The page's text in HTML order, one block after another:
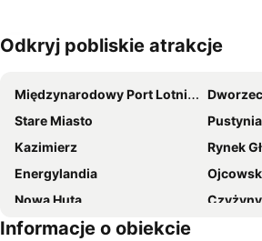
Powiększ mapę
Odkryj pobliskie atrakcje
Międzynarodowy Port Lotniczy im Jana Pawła II
Stare Miasto
Kazimierz
Rynek
Energylandia
Nowa Huta
Czyżyny
Zalew Sosina
Informacje o obiekcie